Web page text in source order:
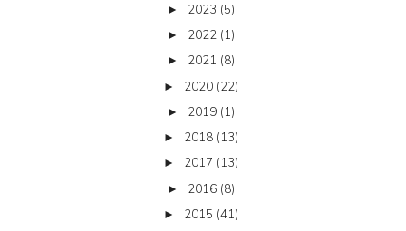
► 2023 (5)
► 2022 (1)
► 2021 (8)
► 2020 (22)
► 2019 (1)
► 2018 (13)
► 2017 (13)
► 2016 (8)
► 2015 (41)